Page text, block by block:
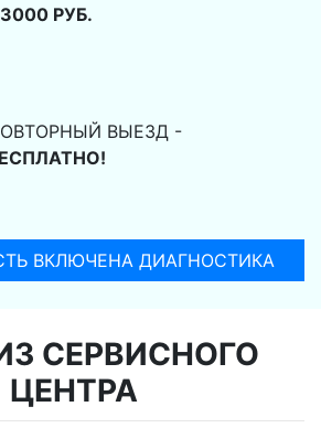
3000 РУБ.
ВЫЕЗД -
ВКЛЮЧЕНА ДИАГНОСТИКА
СЕРВИСНОГО
ЦЕНТРА